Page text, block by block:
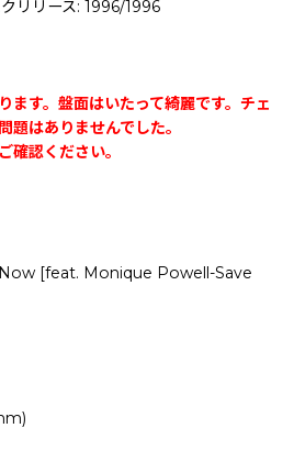
リリース: 1996/1996
ます。盤面はいたって綺麗です。チェ
題はありませんでした。
認ください。
[feat. Monique Powell-Save